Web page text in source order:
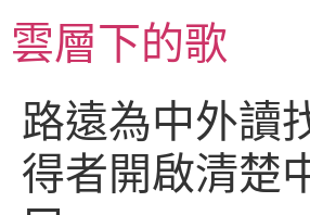
至雲層下的歌
路遠為中外讀
得者開啟清楚